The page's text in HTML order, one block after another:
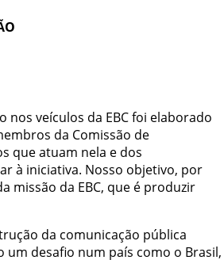
nos veículos da EBC foi elaborado
da Comissão de
que atuam nela e dos
à iniciativa. Nosso objetivo, por
missão da EBC, que é produzir
da comunicação pública
desafio num país como o Brasil,